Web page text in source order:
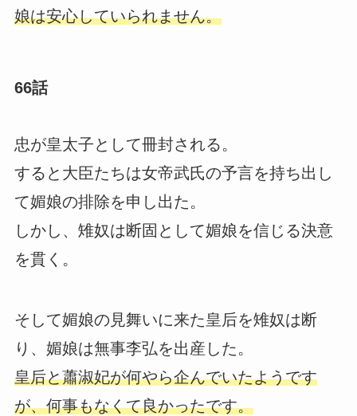
娘は安心していられません。
66話
忠が皇太子として冊封される。
すると大臣たちは女帝武氏の予言を持ち出し
て媚娘の排除を申し出た。
しかし、雉奴は断固として媚娘を信じる決意
を貫く。
そして媚娘の見舞いに来た皇后を雉奴は断
り、媚娘は無事李弘を出産した。
皇后と蕭淑妃が何やら企んでいたようです
が、何事もなくて良かったです。